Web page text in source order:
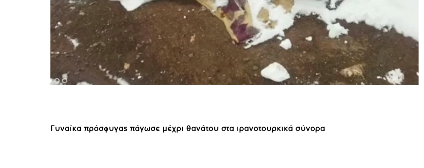
Γυναίκα πρόσφυγας πάγωσε μέχρι θανάτου στα ιρανοτουρκικά σύνορα